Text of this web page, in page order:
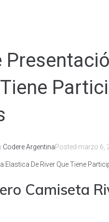
Codere ArgentinaPosted marzo 6,
Elastica De River Que Tiene
Camiseta